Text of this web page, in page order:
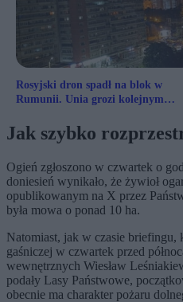
Rosyjski dron spadł na blok w
Rumunii. Unia grozi kolejnym
Jak szybko
Ogień zgłoszono w czwartek o
doniesień wynikało, że żywioł
opublikowanym na X przez
była mowa o ponad 10 ha.
Natomiast, jak w czasie briefingu,
gaśniczej w czwartek przed
wewnętrznych Wiesław
podały Lasy Państwowe,
obecnie ma charakter pożaru